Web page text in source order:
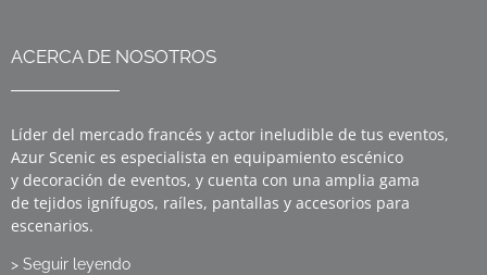
ACERCA DE NOSOTROS
Líder del mercado francés y actor ineludible de tus eventos,
Azur Scenic es especialista en equipamiento escénico
y decoración de eventos, y cuenta con una amplia gama
de tejidos ignífugos, raíles, pantallas y accesorios para
escenarios.
> Seguir leyendo